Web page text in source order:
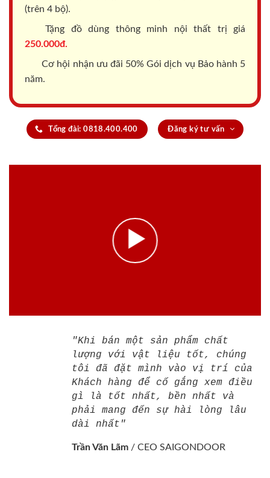
(trên 4 bộ).
Tặng đồ dùng thông minh nội thất trị giá
250.000đ.
Cơ hội nhận ưu đãi 50% Gói dịch vụ Bảo hành 5
năm.
Tổng đài: 0818.400.400 Đăng ký tư vấn
"Khi bán một sản phẩm chất
lượng với vật liệu tốt, chúng
tôi đã đặt mình vào vị trí của
Khách hàng để cố gắng xem điều
gì là tốt nhất, bền nhất và
phải mang đến sự hài lòng lâu
dài nhất"
Trần Văn Lãm / CEO SAIGONDOOR